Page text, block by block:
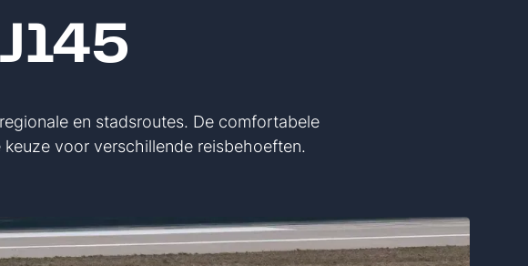
en stadsroutes. De comfortabele
voor verschillende reisbehoeften.